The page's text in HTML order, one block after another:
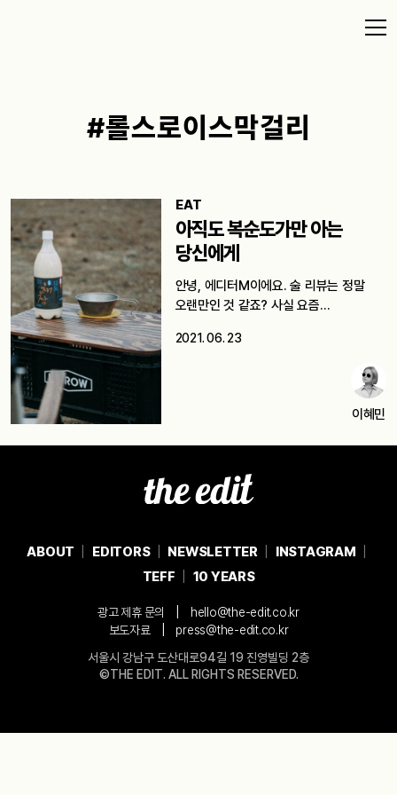
#롤스로이스막걸리
EAT
아직도 복순도가만 아는
당신에게
안녕, 에디터M이에요. 술 리뷰는 정말
오랜만인 것 같죠? 사실 요즘…
2021. 06. 23
이혜민
ABOUT EDITORS NEWSLETTER
INSTAGRAM
TEFF
10 YEARS
광고 제휴 문의
hello@the-edit.co.kr
보도자료
press@the-edit.co.kr
서울시 강남구 도산대로94길 19 진영빌딩 2층
©THE EDIT. ALL RIGHTS RESERVED.